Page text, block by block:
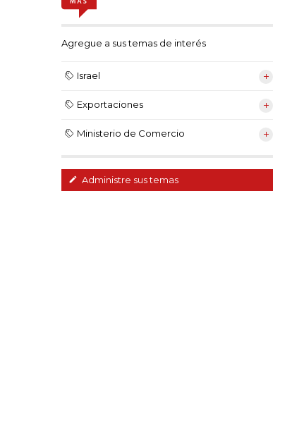
Agregue a sus temas de interés
Israel
Exportaciones
Ministerio de Comercio
Administre sus temas